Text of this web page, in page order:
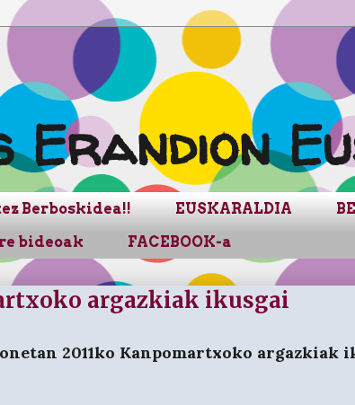
Erandion
Berboskidea!! EUSKARALDIA
bideoak FACEBOOK-a
argazkiak ikusgai
2011ko Kanpomartxoko argazkiak